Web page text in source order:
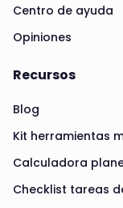
Centro de ayuda
Opiniones
Recursos
Blog
Kit herramientas
Calculadora
Checklist tareas